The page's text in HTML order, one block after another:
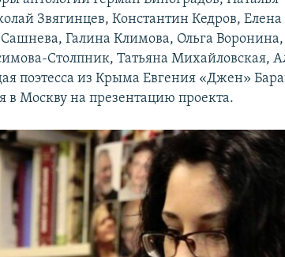
Звягинцев, Константин Кедров,
Галина Климова, Ольга Воронина,
Столпник, Татьяна Михайловская,
поэтесса из Крыма Евгения «Джен»
в Москву на презентацию проекта.